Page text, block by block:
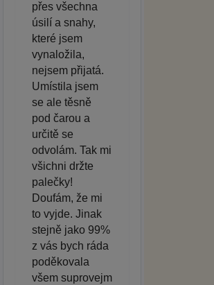
přes všechna
úsilí a snahy,
které jsem
vynaložila,
nejsem přijatá.
Umístila jsem
se ale těsně
pod čarou a
určitě se
odvolám. Tak mi
všichni držte
palečky!
Doufám, že mi
to vyjde. Jinak
stejně jako 99%
z vás bych ráda
poděkovala
všem suprovejm